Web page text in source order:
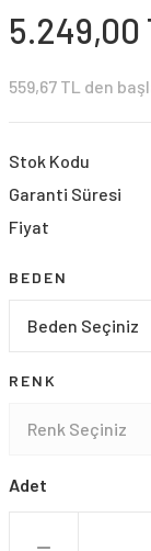
5.249,00
559,67 TL den
Stok Kodu
Garanti Süresi
Fiyat
BEDEN
RENK
Adet